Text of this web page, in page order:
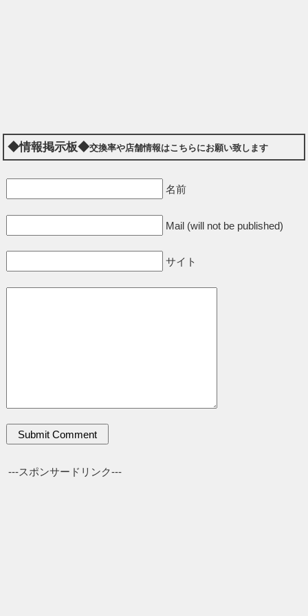
◆情報掲示板◆交換率や店舗情報はこちらにお願い致します
名前
Mail (will not be published)
サイト
---スポンサードリンク---